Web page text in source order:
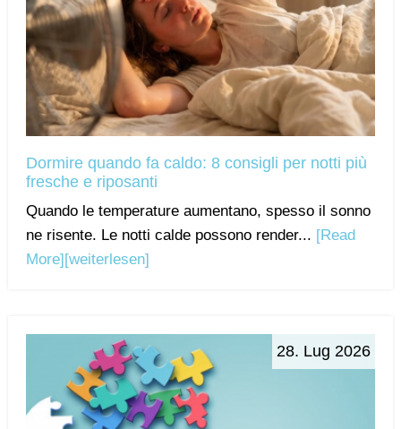
Dormire quando fa caldo: 8 consigli per notti più
fresche e riposanti
Quando le temperature aumentano, spesso il sonno
ne risente. Le notti calde possono render... [Read
More] [weiterlesen]
28. Lug 2026